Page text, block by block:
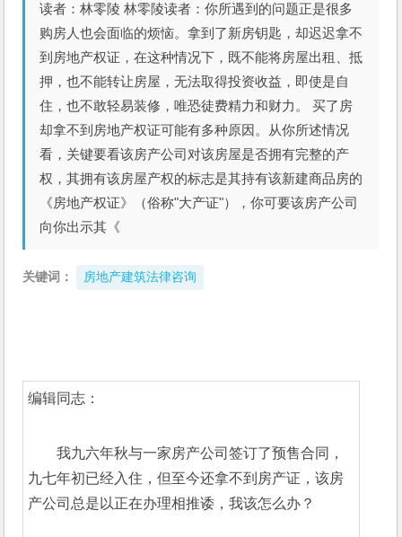
读者：林零陵 林零陵读者：你所遇到的问题正是很多
购房人也会面临的烦恼。拿到了新房钥匙，却迟迟拿不
到房地产权证，在这种情况下，既不能将房屋出租、抵
押，也不能转让房屋，无法取得投资收益，即使是自
住，也不敢轻易装修，唯恐徒费精力和财力。 买了房
却拿不到房地产权证可能有多种原因。从你所述情况
看，关键要看该房产公司对该房屋是否拥有完整的产
权，其拥有该房屋产权的标志是其持有该新建商品房的
《房地产权证》（俗称"大产证"），你可要该房产公司
向你出示其《
关键词： 房地产建筑法律咨询
编辑同志：
我九六年秋与一家房产公司签订了预售合同，
九七年初已经入住，但至今还拿不到房产证，该房
产公司总是以正在办理相推诿，我该怎么办？